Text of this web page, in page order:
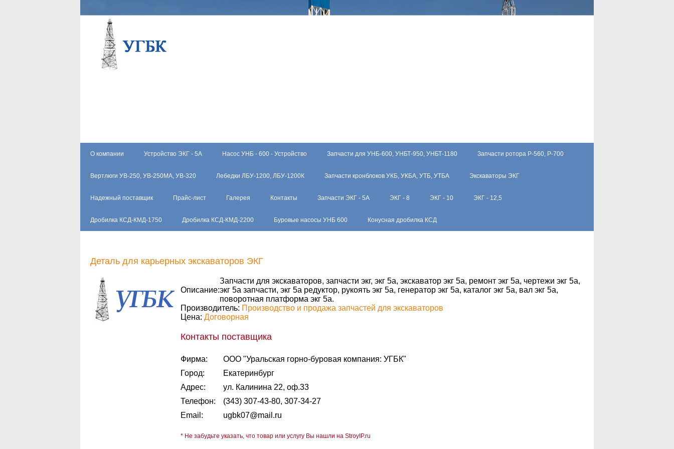
О компании Устройство ЭКГ - 5А Насос УНБ - 600 - Устройство Запчасти для УНБ-600, УНБТ-950, УНБТ-1180 Запчасти ротора Р-560, Р-700
Вертлюги УВ-250, УВ-250МА, УВ-320 Лебедки ЛБУ-1200, ЛБУ-1200К Запчасти кронблоков УКБ, УКБА, УТБ, УТБА Экскаваторы ЭКГ
Надежный поставщик Прайс-лист Галерея Контакты Запчасти ЭКГ - 5А ЭКГ - 8 ЭКГ - 10 ЭКГ - 12,5
Дробилка КСД-КМД-1750 Дробилка КСД-КМД-2200 Буровые насосы УНБ 600 Конусная дробилка КСД
Деталь для карьерных экскаваторов ЭКГ
Описание:
Запчасти для экскаваторов, запчасти экг, экг 5а, экскаватор экг 5а, ремонт экг 5а, чертежи экг 5а,
экг 5а запчасти, экг 5а редуктор, рукоять экг 5а, генератор экг 5а, каталог экг 5а, вал экг 5а,
поворотная платформа экг 5а.
Производитель: Производство и продажа запчастей для экскаваторов
Цена: Договорная
Контакты поставщика
Фирма:
ООО "Уральская горно-буровая компания: УГБК"
Город:
Екатеринбург
Адрес:
ул. Калинина 22, оф.33
Телефон:
(343) 307-43-80, 307-34-27
Email:
ugbk07@mail.ru
* Не забудьте указать, что товар или услугу Вы нашли на StroyIP.ru